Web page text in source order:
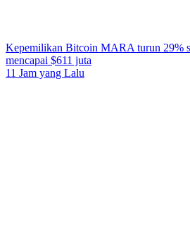
Kepemilikan Bitcoin MARA turun 29%
mencapai $611 juta
11 Jam yang Lalu